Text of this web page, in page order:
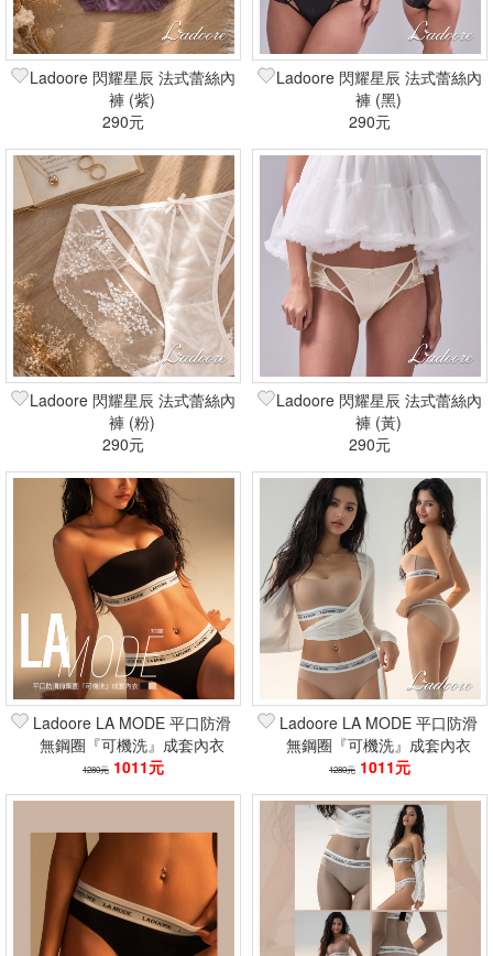
Ladoore 閃耀星辰 法式蕾絲內
褲 (紫)
290元
Ladoore 閃耀星辰 法式蕾絲內
褲 (黑)
290元
Ladoore 閃耀星辰 法式蕾絲內
褲 (粉)
290元
Ladoore 閃耀星辰 法式蕾絲內
褲 (黃)
290元
Ladoore LA MODE 平口防滑
無鋼圈『可機洗』成套內衣
(黑)
1280元 1011元
Ladoore LA MODE 平口防滑
無鋼圈『可機洗』成套內衣
(奶茶)
1280元 1011元